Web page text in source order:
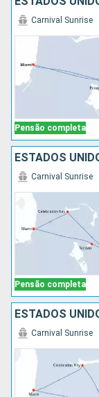
Pensão completa
Carnival Sunrise
ESTADOS
Pensão completa
Carnival Sunrise
ESTADOS
Carnival Sunrise